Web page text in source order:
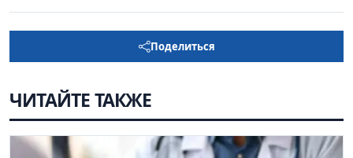
Поделиться
ЧИТАЙТЕ ТАКЖЕ